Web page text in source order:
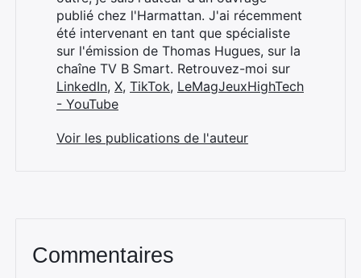
publié chez l'Harmattan. J'ai récemment
été intervenant en tant que spécialiste
sur l'émission de Thomas Hugues, sur la
chaîne TV B Smart. Retrouvez-moi sur
LinkedIn, X, TikTok, LeMagJeuxHighTech
- YouTube
Voir les publications de l'auteur
Commentaires